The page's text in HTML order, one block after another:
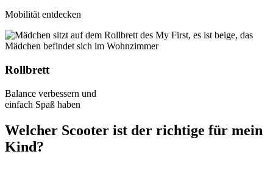
Mobilität entdecken
Rollbrett
Balance verbessern und
einfach Spaß haben
Welcher Scooter ist der richtige für mein
Kind?